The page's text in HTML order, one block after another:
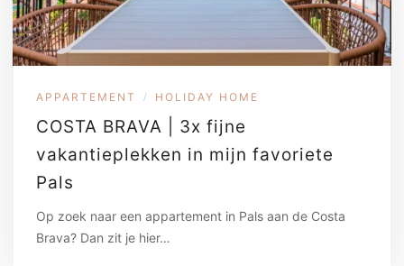
APPARTEMENT / HOLIDAY HOME
COSTA BRAVA | 3x fijne
vakantieplekken in mijn favoriete
Pals
Op zoek naar een appartement in Pals aan de Costa
Brava? Dan zit je hier…